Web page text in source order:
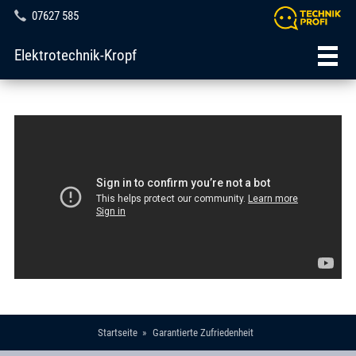
07627 585
Elektrotechnik-Kropf
Startseite Garantierte Zufriedenheit